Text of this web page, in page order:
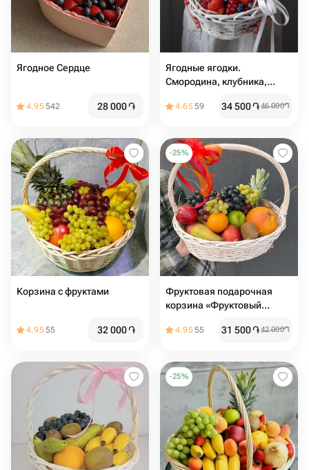
Ягодное Сердце
4.95542 28 000֏
Ягодные ягодки.
Смородина, клубника,
подарок
4.6559 34 500֏46 000֏
Корзина с фруктами
4.9555 32 000֏
-25%
Фруктовая подарочная
корзина «Фруктовый
4.9555 31 500֏42 000֏
-25%